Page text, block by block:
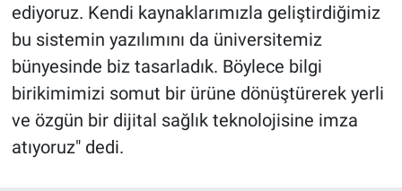
ediyoruz. Kendi kaynaklarımızla geliştirdiğimiz
bu sistemin yazılımını da üniversitemiz
bünyesinde biz tasarladık. Böylece bilgi
birikimimizi somut bir ürüne dönüştürerek yerli
ve özgün bir dijital sağlık teknolojisine imza
atıyoruz" dedi.